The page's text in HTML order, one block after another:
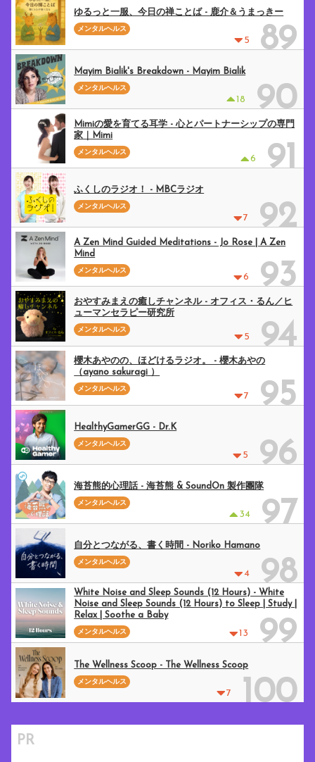
5 89
ゆるっと一服、今日の禅ことば - 鹿介＆うまっきー
メンタルヘルス
18 90
Mayim Bialik's Breakdown - Mayim Bialik
メンタルヘルス
6 91
Mimiの愛を育てる耳学 - 心とパートナーシップの専門
家｜Mimi
メンタルヘルス
7 92
ふくしのラジオ！ - MBCラジオ
メンタルヘルス
6 93
A Zen Mind Guided Meditations - Jo Rose | A Zen
Mind
メンタルヘルス
5 94
おやすみまえの癒しチャンネル - オフィス・るん／ヒ
ューマンセラピー研究所
メンタルヘルス
7 95
櫻木あやのの、ほどけるラジオ。 - 櫻木あやの
（ayano sakuragi ）
メンタルヘルス
5 96
HealthyGamerGG - Dr.K
メンタルヘルス
34 97
海苔熊的心理話 - 海苔熊 & SoundOn 製作團隊
メンタルヘルス
4 98
自分とつながる、書く時間 - Noriko Hamano
メンタルヘルス
13 99
White Noise and Sleep Sounds (12 Hours) - White
Noise and Sleep Sounds (12 Hours) to Sleep | Study |
Relax | Soothe a Baby
メンタルヘルス
7 100
The Wellness Scoop - The Wellness Scoop
メンタルヘルス
PR